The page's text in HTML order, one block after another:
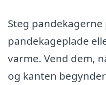
Steg
pandekageplade
varme. Vend dem,
og kanten